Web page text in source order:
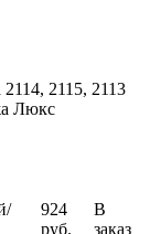
2115, 2113
Люкс
924
руб.
В
заказ